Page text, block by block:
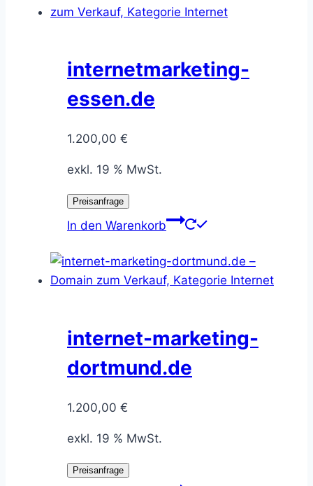
internetmarketing-
essen.de
1.200,00 €
exkl. 19 % MwSt.
Preisanfrage
In den Warenkorb
internet-marketing-
dortmund.de
1.200,00 €
exkl. 19 % MwSt.
Preisanfrage